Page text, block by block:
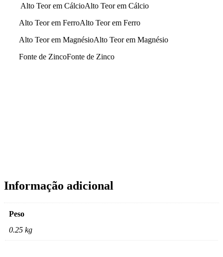
Alto Teor em CálcioAlto Teor em Cálcio
Alto Teor em FerroAlto Teor em Ferro
Alto Teor em MagnésioAlto Teor em Magnésio
Fonte de ZincoFonte de Zinco
Informação adicional
Peso
0.25 kg